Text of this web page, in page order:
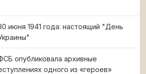
июня 1941 года: настоящий "День
опубликовала архивные
одного из «героев»